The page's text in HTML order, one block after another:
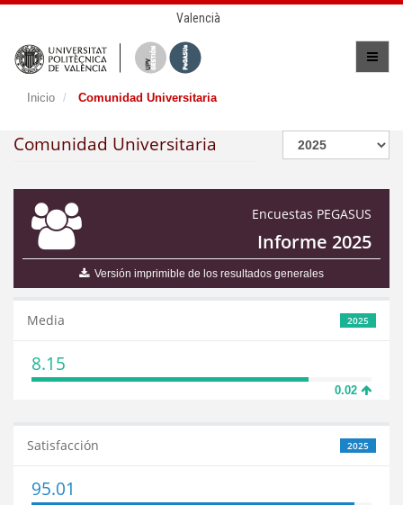
Valencià
Inicio Comunidad Universitaria
Comunidad Universitaria
Encuestas PEGASUS
Informe 2025
Versión imprimible de los resultados generales
2025
Media
8.15
0.02
2025
Satisfacción
95.01